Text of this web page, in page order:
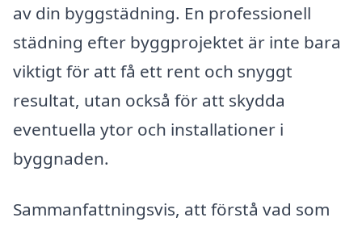
av din byggstädning. En professionell
städning efter byggprojektet är inte bara
viktigt för att få ett rent och snyggt
resultat, utan också för att skydda
eventuella ytor och installationer i
byggnaden.
Sammanfattningsvis, att förstå vad som